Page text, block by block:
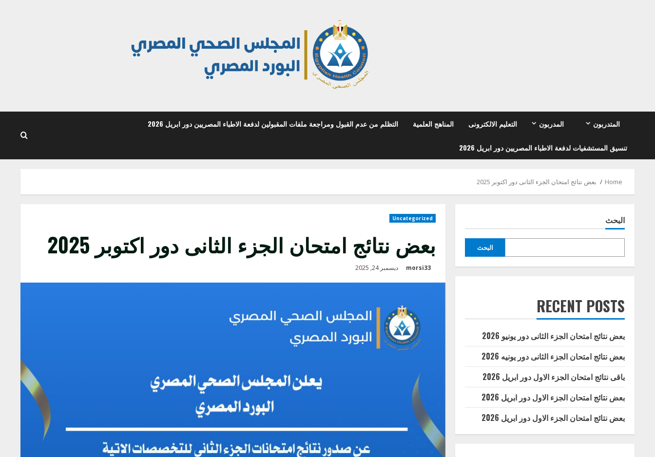
المتدربون المدربون التعليم الالكترونى المناهج العلمية التظلم من عدم القبول ومراجعة ملفات المقبولين لدفعة الاطباء المصريين دور ابريل 2026
تنسيق المستشفيات لدفعة الاطباء المصريين دور ابريل 2026
Home بعض نتائج امتحان الجزء الثانى دور اكتوبر 2025
Uncategorized
بعض نتائج امتحان الجزء الثانى دور اكتوبر 2025
morsi33 ديسمبر 24, 2025
البحث
البحث
RECENT POSTS
بعض نتائج امتحان الجزء الثانى دور يونيو 2026
بعض نتائج امتحان الجزء الثانى دور يونيه 2026
باقى نتائج امتحان الجزء الاول دور ابريل 2026
بعض نتائج امتحان الجزء الاول دور ابريل 2026
بعض نتائج امتحان الجزء الاول دور ابريل 2026